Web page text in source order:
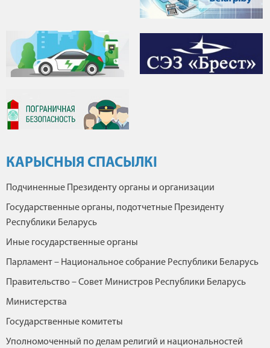
КАРЫСНЫЯ СПАСЫЛКІ
Подчиненные Президенту органы и организации
Государственные органы, подотчетные Президенту
Республики Беларусь
Иные государственные органы
Парламент – Национальное собрание Республики Беларусь
Правительство – Совет Министров Республики Беларусь
Министерства
Государственные комитеты
Уполномоченный по делам религий и национальностей